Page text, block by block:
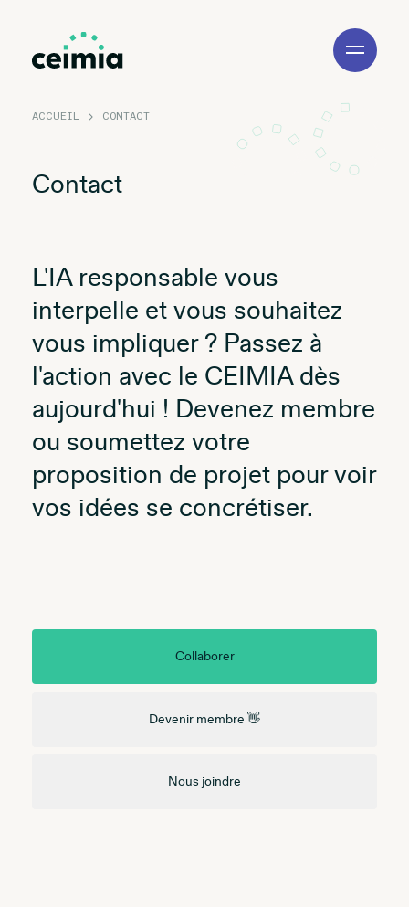
Toggle
Navigation
ACCUEIL CONTACT
Contact
L'IA responsable vous
interpelle et vous souhaitez
vous impliquer ? Passez à
l'action avec le CEIMIA dès
aujourd'hui ! Devenez membre
ou soumettez votre
proposition de projet pour voir
vos idées se concrétiser.
Collaborer
Devenir membre 👋
Nous joindre